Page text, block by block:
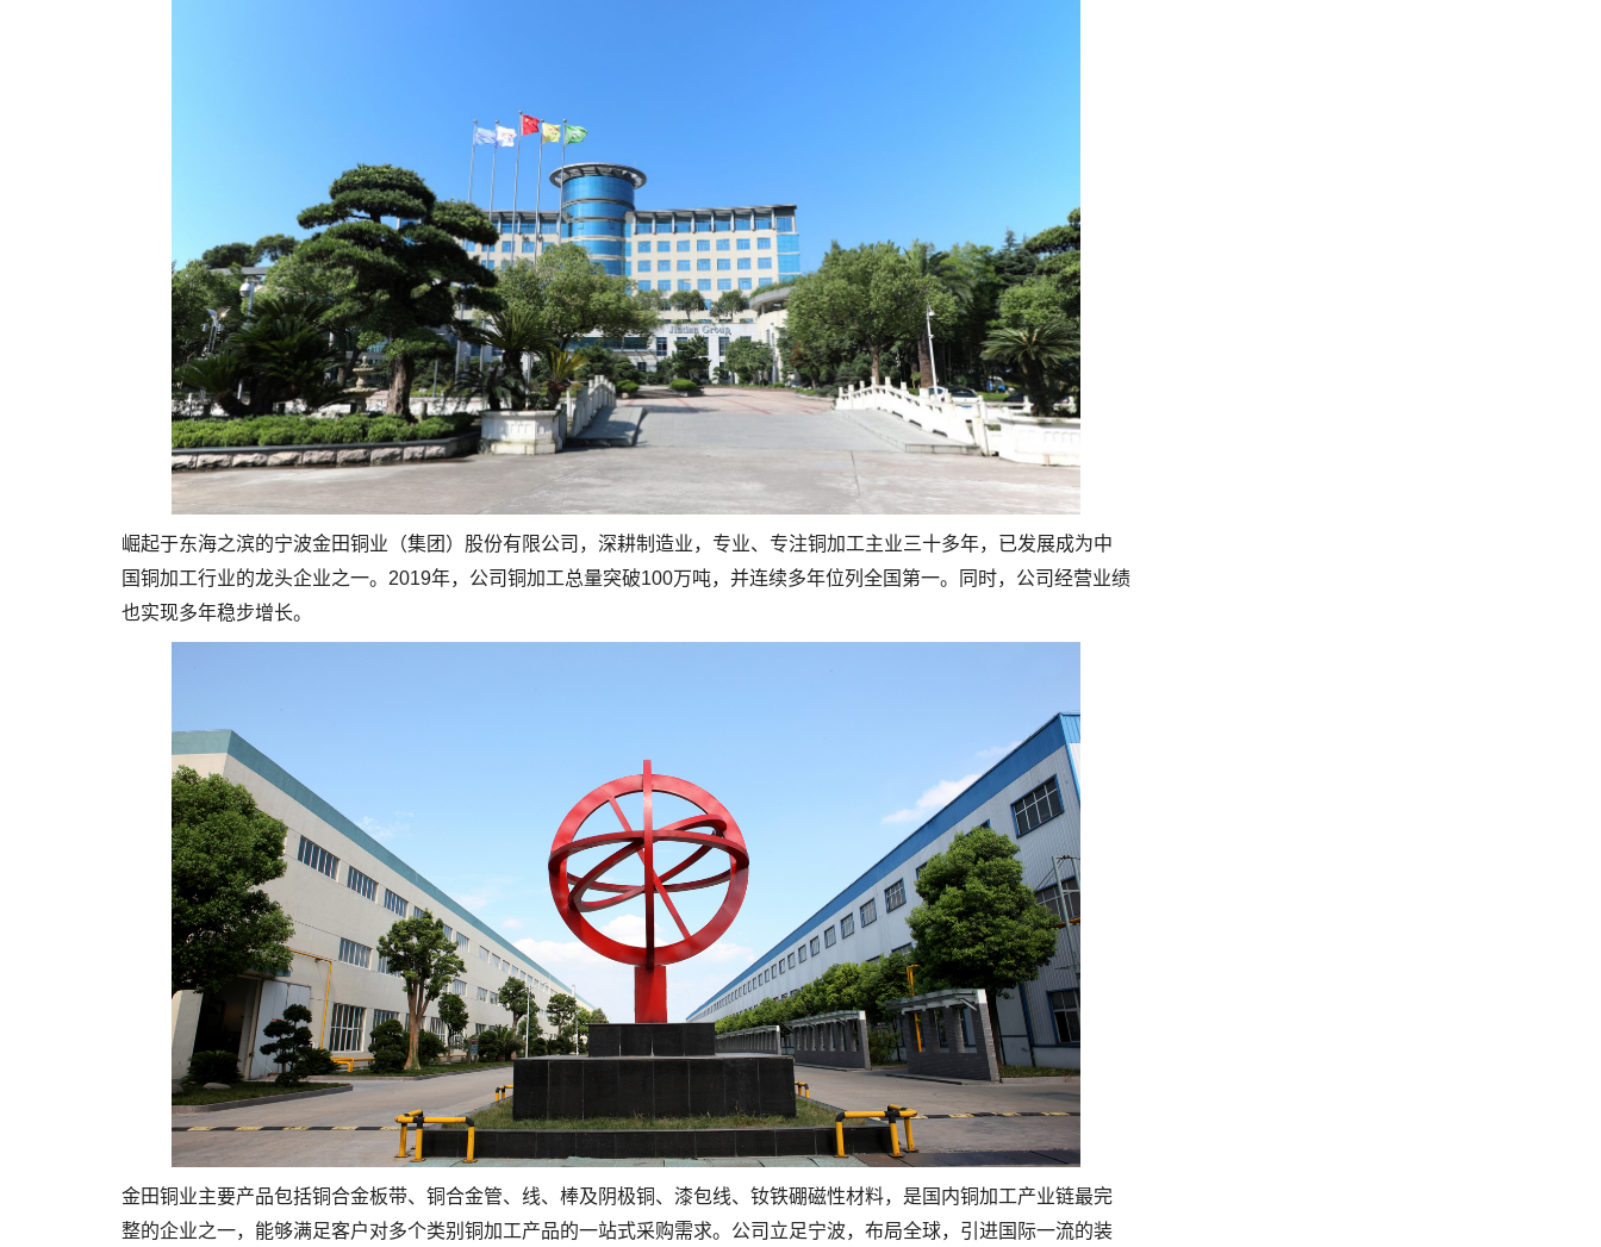
崛起于东海之滨的宁波金田铜业（集团）股份有限公司，深耕制造业，专业、专注铜加工主业三十多年，已发展成为中
国铜加工行业的龙头企业之一。2019年，公司铜加工总量突破100万吨，并连续多年位列全国第一。同时，公司经营业绩
也实现多年稳步增长。
金田铜业主要产品包括铜合金板带、铜合金管、线、棒及阴极铜、漆包线、钕铁硼磁性材料，是国内铜加工产业链最完
整的企业之一，能够满足客户对多个类别铜加工产品的一站式采购需求。公司立足宁波，布局全球，引进国际一流的装